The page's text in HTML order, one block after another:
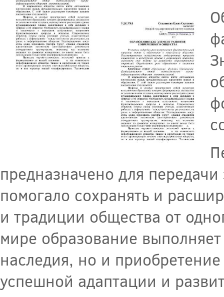
предназначено для
помогало сохранять и
и традиции общества от
мире образование
наследия, но и
успешной адаптации и